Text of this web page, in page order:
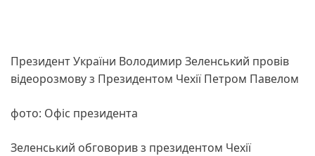
Президент України Володимир Зеленський провів
відеорозмову з Президентом Чехії Петром Павелом
фото: Офіс президента
Зеленський обговорив з президентом Чехії